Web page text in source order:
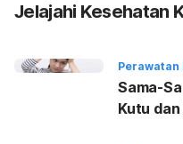
Jelajahi Kesehatan
Perawatan
Sama-
Kutu